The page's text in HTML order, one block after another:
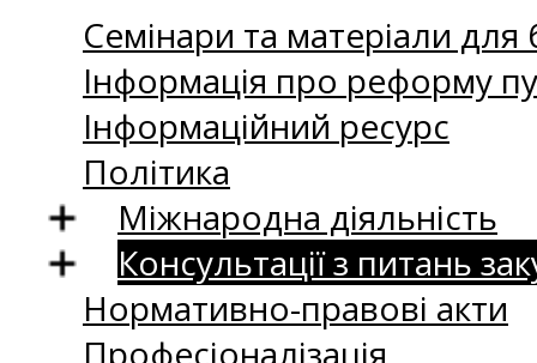
Семінари та матеріали для
Інформація про реформу
Інформаційний ресурс
Політика
Міжнародна діяльність
Консультації з питань
Нормативно-правові акти
Професіоналізація